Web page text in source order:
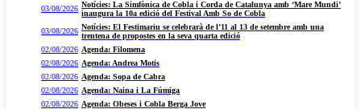
03/08/2026 Notícies: La Simfònica de Cobla i Corda de Catalunya amb ‘Mare Mundi’
inaugura la 10a edició del Festival Amb So de Cobla
03/08/2026 Notícies: El Festimariu se celebrarà de l’11 al 13 de setembre amb una
trentena de propostes en la seva quarta edició
02/08/2026 Agenda: Filomena
02/08/2026 Agenda: Andrea Motis
02/08/2026 Agenda: Sopa de Cabra
02/08/2026 Agenda: Naina i La Fúmiga
02/08/2026 Agenda: Obeses i Cobla Berga Jove